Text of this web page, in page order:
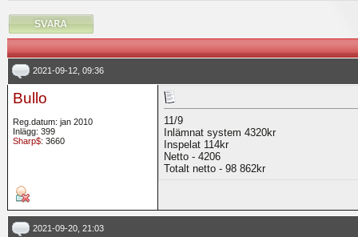
2021-09-12, 09:36
Bullo
Reg.datum: jan 2010
Inlägg: 399
Sharp$: 3660
11/9
Inlämnat system 4320kr
Inspelat 114kr
Netto - 4206
Totalt netto - 98 862kr
2021-09-20, 21:03